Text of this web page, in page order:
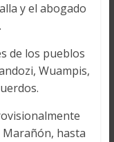
y el abogado
de los pueblos
Wuampis,
Marañón, hasta